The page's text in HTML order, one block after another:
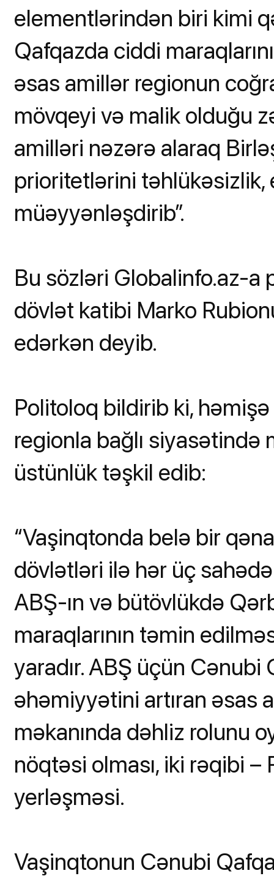
elementlərindən biri kimi
Qafqazda ciddi
əsas amillər regionun
mövqeyi və malik olduğu
amilləri nəzərə alaraq
prioritetlərini təhlükəsizlik,
müəyyənləşdirib”.
Bu sözləri Globalinfo.az-a
dövlət katibi Marko
edərkən deyib.
Politoloq bildirib ki,
regionla bağlı
üstünlük təşkil edib:
“Vaşinqtonda belə bir
dövlətləri ilə hər üç
ABŞ-ın və bütövlükdə
maraqlarının təmin
yaradır. ABŞ üçün Cənubi
əhəmiyyətini artıran əsas
məkanında dəhliz rolunu
nöqtəsi olması, iki rəqibi –
yerləşməsi.
Vaşinqtonun Cənubi